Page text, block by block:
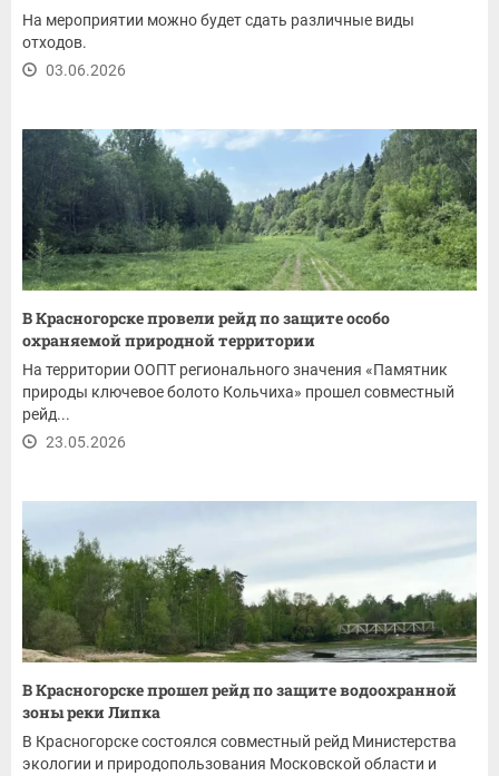
На мероприятии можно будет сдать различные виды
отходов.
03.06.2026
В Красногорске провели рейд по защите особо
охраняемой природной территории
На территории ООПТ регионального значения «Памятник
природы ключевое болото Кольчиха» прошел совместный
рейд...
23.05.2026
В Красногорске прошел рейд по защите водоохранной
зоны реки Липка
В Красногорске состоялся совместный рейд Министерства
экологии и природопользования Московской области и